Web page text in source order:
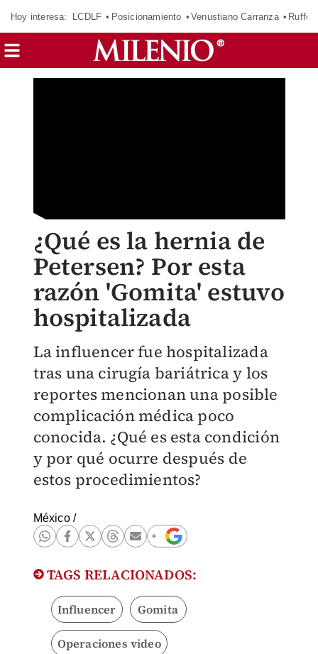
Hoy interesa: LCDLF Posicionamiento Venustiano Carranza Ruffo
¿Qué es la hernia de
Petersen? Por esta
razón 'Gomita' estuvo
hospitalizada
La influencer fue hospitalizada
tras una cirugía bariátrica y los
reportes mencionan una posible
complicación médica poco
conocida. ¿Qué es esta condición
y por qué ocurre después de
estos procedimientos?
México/
TAGS RELACIONADOS:
Influencer Gomita
Operaciones video